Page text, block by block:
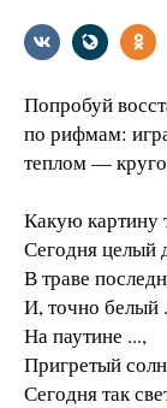
Попробуй
по рифмам:
теплом —
Какую картину
Сегодня целый
В траве
И, точно белый
На паутине ...,
Пригретый
Сегодня так